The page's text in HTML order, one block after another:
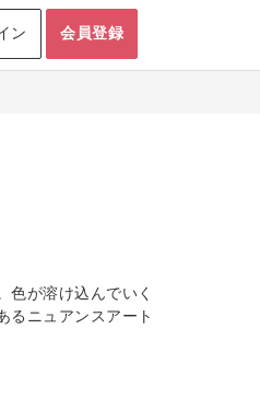
ン 会員登録
色が溶け込んでいく
るニュアンスアート